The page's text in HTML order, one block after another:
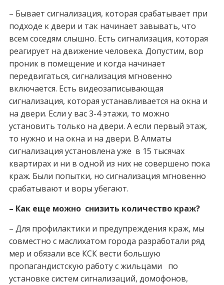
– Бывает сигнализация, которая срабатывает при
подходе к двери и так начинает завывать, что
всем соседям слышно. Есть сигнализация, которая
реагирует на движение человека. Допустим, вор
проник в помещение и когда начинает
передвигаться, сигнализация мгновенно
включается. Есть видеозаписывающая
сигнализация, которая устанавливается на окна и
на двери. Если у вас 3-4 этажи, то можно
установить только на двери. А если первый этаж,
то нужно и на окна и на двери. В Алматы
сигнализация установлена уже в 15 тысячах
квартирах и ни в одной из них не совершено пока
краж. Были попытки, но сигнализация мгновенно
срабатывают и воры убегают.
– Как еще можно снизить количество краж?
– Для профилактики и предупреждения краж, мы
совместно с маслихатом города разработали ряд
мер и обязали все КСК вести большую
пропагандистскую работу с жильцами по
установке систем сигнализаций, домофонов,